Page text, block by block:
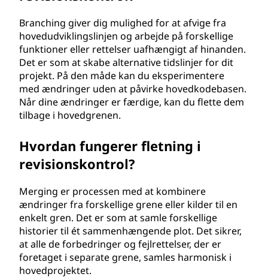
Branching giver dig mulighed for at afvige fra
hovedudviklingslinjen og arbejde på forskellige
funktioner eller rettelser uafhængigt af hinanden.
Det er som at skabe alternative tidslinjer for dit
projekt. På den måde kan du eksperimentere
med ændringer uden at påvirke hovedkodebasen.
Når dine ændringer er færdige, kan du flette dem
tilbage i hovedgrenen.
Hvordan fungerer fletning i
revisionskontrol?
Merging er processen med at kombinere
ændringer fra forskellige grene eller kilder til en
enkelt gren. Det er som at samle forskellige
historier til ét sammenhængende plot. Det sikrer,
at alle de forbedringer og fejlrettelser, der er
foretaget i separate grene, samles harmonisk i
hovedprojektet.